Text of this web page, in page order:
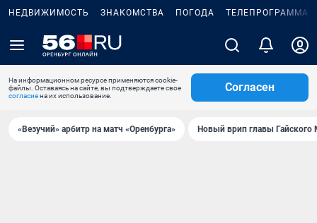
НЕДВИЖИМОСТЬ ЗНАКОМСТВА ПОГОДА ТЕЛЕПРОГРАММА
На информационном ресурсе применяются cookie-
файлы. Оставаясь на сайте, вы подтверждаете свое
согласиена их использование.
Согласен
«Везучий» арбитр на матч «Оренбурга» Новый врип главы Гайского